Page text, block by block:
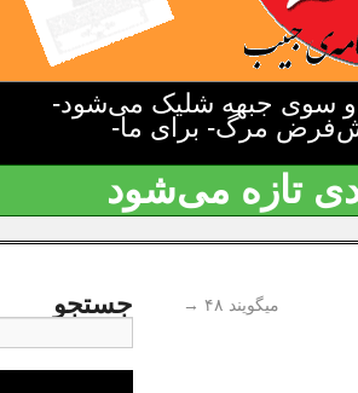
سوی جبهه شلیک می‌شود-
مرگ- برای ما-
تازه می‌شود
می‎گویند ۴۸ → جستجو